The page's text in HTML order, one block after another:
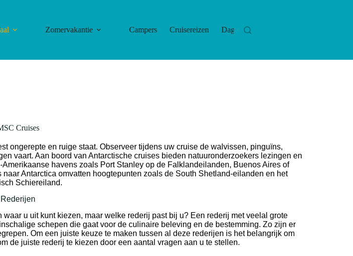
Zomervakantie Campers Cruisereizen Dagtrips
Cruises
ongerepte en ruige staat. Observeer tijdens uw cruise de walvissen, pinguïns,
vaart. Aan boord van Antarctische cruises bieden natuuronderzoekers lezingen en
havens zoals Port Stanley op de Falklandeilanden, Buenos Aires of
Antarctica omvatten hoogtepunten zoals de South Shetland-eilanden en het
Schiereiland.
Rederijen
u uit kunt kiezen, maar welke rederij past bij u? Een rederij met veelal grote
schepen die gaat voor de culinaire beleving en de bestemming. Zo zijn er
Om een juiste keuze te maken tussen al deze rederijen is het belangrijk om
de juiste rederij te kiezen door een aantal vragen aan u te stellen.